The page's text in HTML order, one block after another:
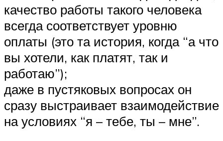
качество работы такого человека
всегда соответствует уровню
оплаты (это та история, когда “а что
вы хотели, как платят, так и
работаю”);
даже в пустяковых вопросах он
сразу выстраивает взаимодействие
на условиях “я – тебе, ты – мне”.